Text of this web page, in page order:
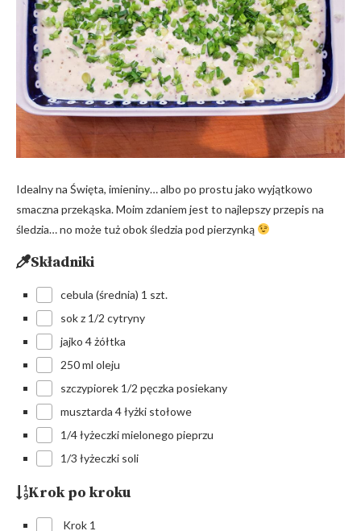
Idealny na Święta, imieniny… albo po prostu jako wyjątkowo
smaczna przekąska. Moim zdaniem jest to najlepszy przepis na
śledzia… no może tuż obok śledzia pod pierzynką
Składniki
cebula (średnia) 1 szt.
sok z 1/2 cytryny
jajko 4 żółtka
250 ml oleju
szczypiorek 1/2 pęczka posiekany
musztarda 4 łyżki stołowe
1/4 łyżeczki mielonego pieprzu
1/3 łyżeczki soli
Krok po kroku
Krok 1